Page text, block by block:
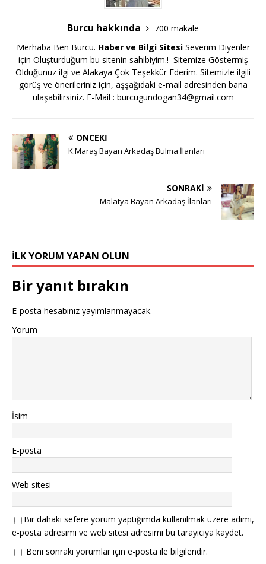
Burcu hakkında
700 makale
Merhaba Ben Burcu. Haber ve Bilgi SitesiSeverim Diyenler
için Oluşturduğum bu sitenin sahibiyim.! Sitemize Göstermiş
Olduğunuz ilgi ve Alakaya Çok Teşekkür Ederim. Sitemizle ilgili
görüş ve önerileriniz için, aşşağıdaki e-mail adresinden bana
ulaşabilirsiniz. E-Mail : burcugundogan34@gmail.com
ÖNCEKI
K.Maraş Bayan Arkadaş Bulma İlanları
SONRAKI
Malatya Bayan Arkadaş İlanları
İLK YORUM YAPAN OLUN
Bir yanıt bırakın
E-posta hesabınız yayımlanmayacak.
Yorum
İsim
E-posta
Web sitesi
Bir dahaki sefere yorum yaptığımda kullanılmak üzere adımı,
e-posta adresimi ve web sitesi adresimi bu tarayıcıya kaydet.
Beni sonraki yorumlar için e-posta ile bilgilendir.